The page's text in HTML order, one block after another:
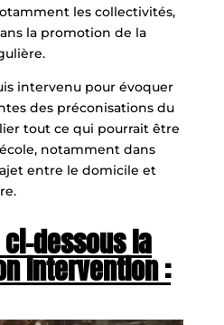
les collectivités,
la promotion de la
intervenu pour évoquer
des préconisations du
tout ce qui pourrait être
notamment dans
entre le domicile et
dessous la
intervention :